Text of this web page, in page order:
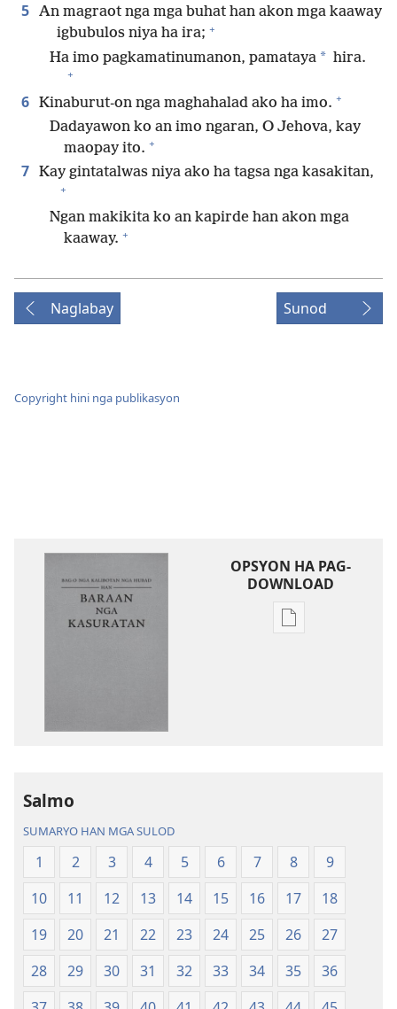
5 An magraot nga mga buhat han akon mga kaaway
igbubulos niya ha ira; +
Ha imo pagkamatinumanon, pamataya * hira.
+
6 Kinaburut-on nga maghahalad ako ha imo. +
Dadayawon ko an imo ngaran, O Jehova, kay
maopay ito. +
7 Kay gintatalwas niya ako ha tagsa nga kasakitan,
+
Ngan makikita ko an kapirde han akon mga
kaaway. +
Naglabay Sunod
Copyright hini nga publikasyon
OPSYON HA PAG-
DOWNLOAD
Opsyon
nga
Kalibotan
nga
Hubad
han
Baraan
nga
Salmo
SUMARYO HAN MGA SULOD
1 2 3 4 5 6 7 8
9
10
11 12 13 14 15 16 17
18
19
20 21 22 23 24 25 26
27
28
29 30 31 32 33 34 35
36